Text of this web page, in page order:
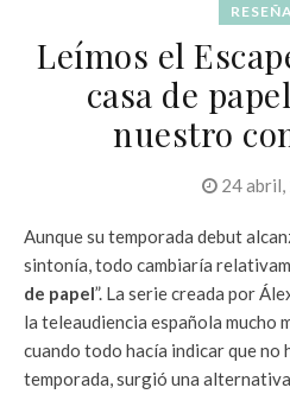
Leímos el
casa de
nuestro
24 abril,
Aunque su temporada debut
sintonía, todo cambiaría
de papel”. La serie creada por
la teleaudiencia española mucho
cuando todo hacía indicar que no
temporada, surgió una